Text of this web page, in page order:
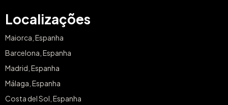
Localizações
Maiorca, Espanha
Barcelona, Espanha
Madrid, Espanha
Málaga, Espanha
Costa del Sol, Espanha